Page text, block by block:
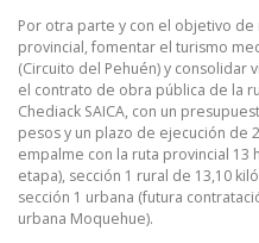
Por otra parte y con el objetivo
provincial, fomentar el turismo
(Circuito del Pehuén) y consolidar
el contrato de obra pública de la
Chediack SAICA, con un
pesos y un plazo de ejecución de
empalme con la ruta provincial 13
etapa), sección 1 rural de 13,10
sección 1 urbana (futura
urbana Moquehue).